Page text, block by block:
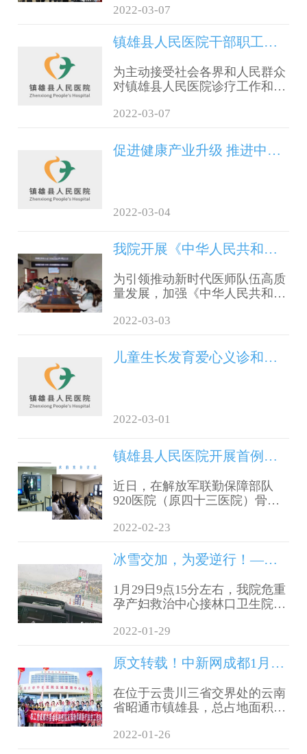
医院内分泌科主任孟世英教授，
2022-03-07
镇雄县人民医院干部职工作风大提升公告
为主动接受社会各界和人民群众
对镇雄县人民医院诊疗工作和医
作作风问题，确保干部职工作风
上级安排部署，镇雄县人民医院
特设举报箱和举报电话
2022-03-07
促进健康产业升级 推进中医药事业发展
2022-03-04
我院开展《中华人民共和国医师法》专题培训
为引领推动新时代医师队伍高质
量发展，加强《中华人民共和国
师的合法权益和维护患者生命安
障医疗服务高质量发展，为实施
健康中国战略、谱写镇雄篇章提
单位医师开展《中华人民共和国
2022-03-03
儿童生长发育爱心义诊和你相约！！！
2022-03-01
镇雄县人民医院开展首例机器人辅助全膝关节置换术
近日，在解放军联勤保障部队
920医院（原四十三医院）骨科
民医院脊柱关节外科成功开展3
手术，标志着我院机器人辅助操
2022-02-23
冰雪交加，为爱逆行！——镇雄县人民医院成功抢救一例高危孕产妇
1月29日9点15分左右，我院危重
孕产妇救治中心接林口卫生院电
开全，因大雪封路，来不了县
妇救治专家组专家、我院产科主
导及县妇计中心汇报，经相关部
门紧急协调，一辆载着救治专家
迅速驶向林口卫生院方向，为爱
2022-01-29
原文转载！中新网成都1月24日电 题：跨越川滇的医疗帮扶背后：民主监督彰显“健康温度”
在位于云贵川三省交界处的云南
省昭通市镇雄县，总占地面积
个革命老区内数一数二的“豪华
2022-01-26